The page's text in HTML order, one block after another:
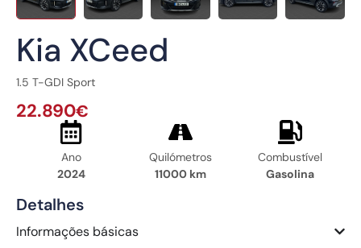
Kia XCeed
1.5 T-GDI Sport
22.890€
Ano
2024
Quilómetros
11000 km
Combustível
Gasolina
Detalhes
Informações básicas